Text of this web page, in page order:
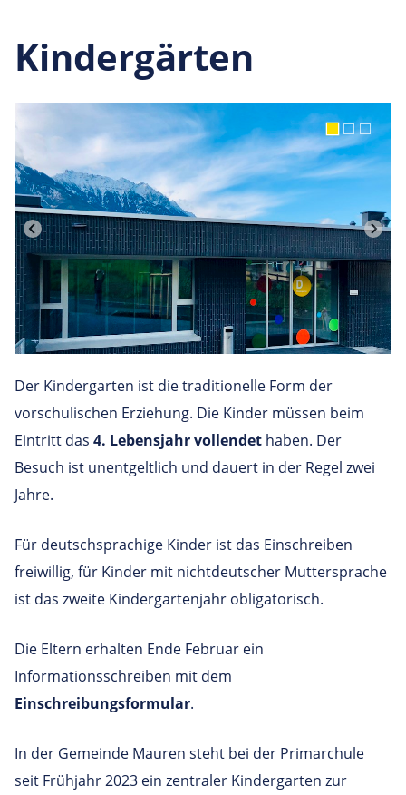
Kindergärten
Der Kindergarten ist die traditionelle Form der
vorschulischen Erziehung. Die Kinder müssen beim
Eintritt das 4. Lebensjahr vollendet haben. Der
Besuch ist unentgeltlich und dauert in der Regel zwei
Jahre.
Für deutschsprachige Kinder ist das Einschreiben
freiwillig, für Kinder mit nichtdeutscher Muttersprache
ist das zweite Kindergartenjahr obligatorisch.
Die Eltern erhalten Ende Februar ein
Informationsschreiben mit dem
Einschreibungsformular.
In der Gemeinde Mauren steht bei der Primarchule
seit Frühjahr 2023 ein zentraler Kindergarten zur